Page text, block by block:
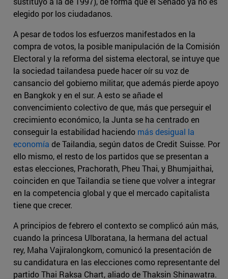
elegido por los ciudadanos.
A pesar de todos los esfuerzos manifestados en la
compra de votos, la posible manipulación de la Comisión
Electoral y la reforma del sistema electoral, se intuye que
la sociedad tailandesa puede hacer oír su voz de
cansancio del gobierno militar, que además pierde apoyo
en Bangkok y en el sur. A esto se añade el
convencimiento colectivo de que, más que perseguir el
crecimiento económico, la Junta se ha centrado en
conseguir la estabilidad haciendo más desigual la
economía de Tailandia, según datos de Credit Suisse. Por
ello mismo, el resto de los partidos que se presentan a
estas elecciones, Prachorath, Pheu Thai, y Bhumjaithai,
coinciden en que Tailandia se tiene que volver a integrar
en la competencia global y que el mercado capitalista
tiene que crecer.
A principios de febrero el contexto se complicó aún más,
cuando la princesa Ulboratana, la hermana del actual
rey, Maha Vajiralongkorn, comunicó la presentación de
su candidatura en las elecciones como representante del
partido Thai Raksa Chart, aliado de Thaksin Shinawatra.